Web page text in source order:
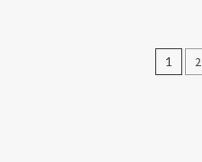
Posts
1 2